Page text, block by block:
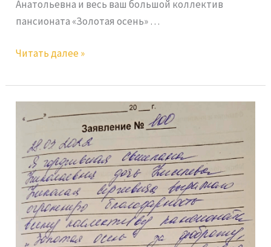
Анатольевна и весь ваш большой коллектив
пансионата «Золотая осень» …
Читать далее »
С.Н.